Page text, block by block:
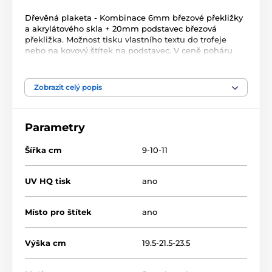
Dřevěná plaketa - Kombinace 6mm březové překližky
a akrylátového skla + 20mm podstavec březová
překližka. Možnost tisku vlastního textu do trofeje
nebo na kovový štítek na podstavec. V ceně poháru
Produkt je zařazen v kategoriích
Zobrazit celý popis
Parametry
Šířka cm 9-10-11
UV HQ tisk ano
Místo pro štítek ano
Výška cm 19.5-21.5-23.5